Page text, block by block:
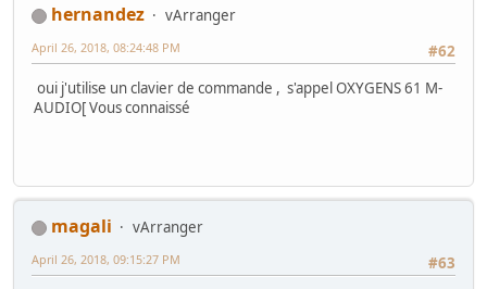
hernandez
vArranger
#62
April 26, 2018, 08:24:48 PM
oui j'utilise un clavier de commande , s'appel OXYGENS 61 M-
AUDIO[ Vous connaissé
magali
vArranger
#63
April 26, 2018, 09:15:27 PM